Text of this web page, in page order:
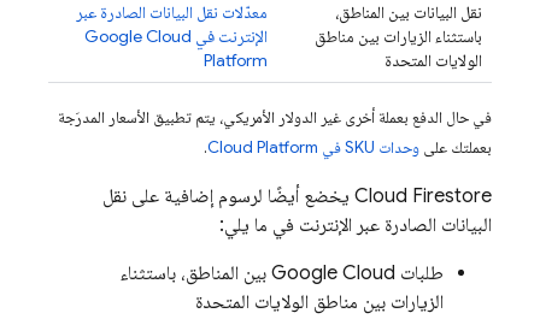
نقل البيانات بين المناطق،
باستثناء الزيارات بين مناطق
الولايات المتحدة
معدّلات نقل البيانات الصادرة عبر
الإنترنت في Google Cloud
Platform
في حال الدفع بعملة أخرى غير الدولار الأمريكي، يتم تطبيق الأسعار المدرَجة
بعملتك على وحدات SKU في Cloud Platform .
Cloud Firestore يخضع أيضًا لرسوم إضافية على نقل
البيانات الصادرة عبر الإنترنت في ما يلي:
طلبات Google Cloud بين المناطق، باستثناء
الزيارات بين مناطق الولايات المتحدة